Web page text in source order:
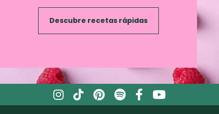
Descubre recetas rápidas